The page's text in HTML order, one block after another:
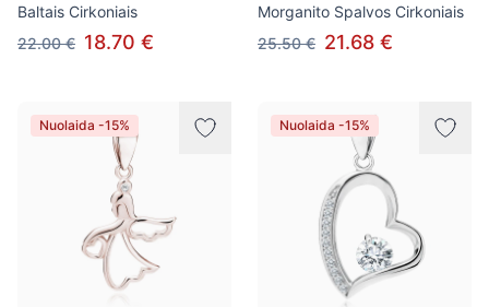
Baltais Cirkoniais
22.00 € 18.70 €
Morganito Spalvos Cirkoniais
25.50 € 21.68 €
Nuolaida -15% Nuolaida -15%